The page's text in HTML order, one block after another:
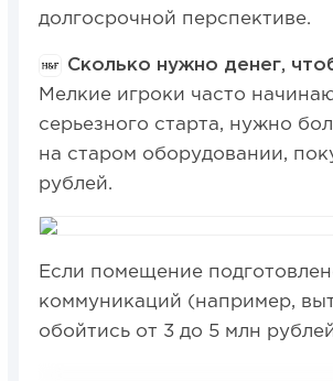
долгосрочной перспективе.
Сколько нужно денег,
Мелкие игроки часто
серьезного старта, нужно
на старом оборудовании,
рублей.
Если помещение
коммуникаций (например,
обойтись от 3 до 5 млн